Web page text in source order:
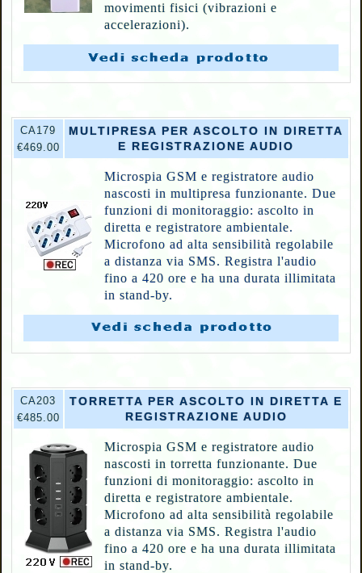
movimenti fisici (vibrazioni e
accelerazioni).
CA179
€469.00
MULTIPRESA PER ASCOLTO IN DIRETTA
E REGISTRAZIONE AUDIO
Microspia GSM e registratore audio
nascosti in multipresa funzionante. Due
funzioni di monitoraggio: ascolto in
diretta e registratore ambientale.
Microfono ad alta sensibilità regolabile
a distanza via SMS. Registra l'audio
fino a 420 ore e ha una durata illimitata
in stand-by.
CA203
€485.00
TORRETTA PER ASCOLTO IN DIRETTA E
REGISTRAZIONE AUDIO
Microspia GSM e registratore audio
nascosti in torretta funzionante. Due
funzioni di monitoraggio: ascolto in
diretta e registratore ambientale.
Microfono ad alta sensibilità regolabile
a distanza via SMS. Registra l'audio
fino a 420 ore e ha una durata illimitata
in stand-by.